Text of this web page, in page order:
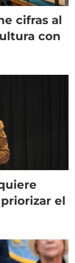
cifras al
con
el